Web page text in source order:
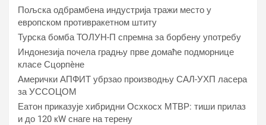
Пољска одбрамбена индустрија тражи место у
европском противракетном штиту
Турска бомба ТОЛУН-П спремна за борбену употребу
Индонезија почела градњу прве домаће подморнице
класе Сцорпèне
Амерички АПФИТ убрзао производњу САЛ-УХП ласера
за УССОЦОМ
Еатон приказује хибридни Осхкосх МТВР: тиши прилаз
и до 120 кW снаге на терену